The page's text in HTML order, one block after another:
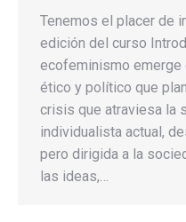
Tenemos el placer de
edición del curso
ecofeminismo emerge
ético y político que
crisis que atraviesa la
individualista actual,
pero dirigida a la
las ideas,…